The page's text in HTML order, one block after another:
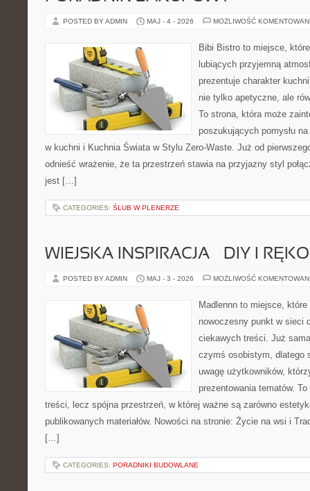
POSTED BY ADMIN MAJ - 4 - 2026 MOŻLIWOŚĆ
Bibi Bistro to miejsce,
lubiących przyjemną
prezentuje charakter
nie tylko apetyczne, ale
To strona, która może
poszukujących pomysłu
w kuchni i Kuchnia Świata w Stylu Zero-Waste. Już od
odnieść wrażenie, że ta przestrzeń stawia na przyjazny styl
jest […]
CATEGORIES: ŚLUB W PLENERZE
WIEJSKA INSPIRACJA – DIY I
POSTED BY ADMIN MAJ - 3 - 2026 MOŻLIWOŚĆ
Madlennn to miejsce,
nowoczesny punkt w sieci
ciekawych treści. Już
czymś osobistym, dlatego
uwagę użytkowników,
prezentowania tematów.
treści, lecz spójna przestrzeń, w której ważne są zarówno
publikowanych materiałów. Nowości na stronie: Życie na wsi i
[…]
CATEGORIES: PORADNIKI BUDOWLANE